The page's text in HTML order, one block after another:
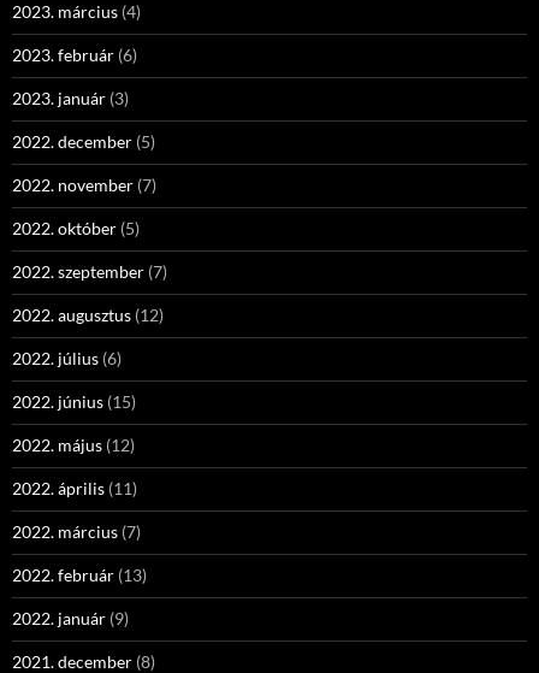
2023. március (4)
2023. február (6)
2023. január (3)
2022. december (5)
2022. november (7)
2022. október (5)
2022. szeptember (7)
2022. augusztus (12)
2022. július (6)
2022. június (15)
2022. május (12)
2022. április (11)
2022. március (7)
2022. február (13)
2022. január (9)
2021. december (8)